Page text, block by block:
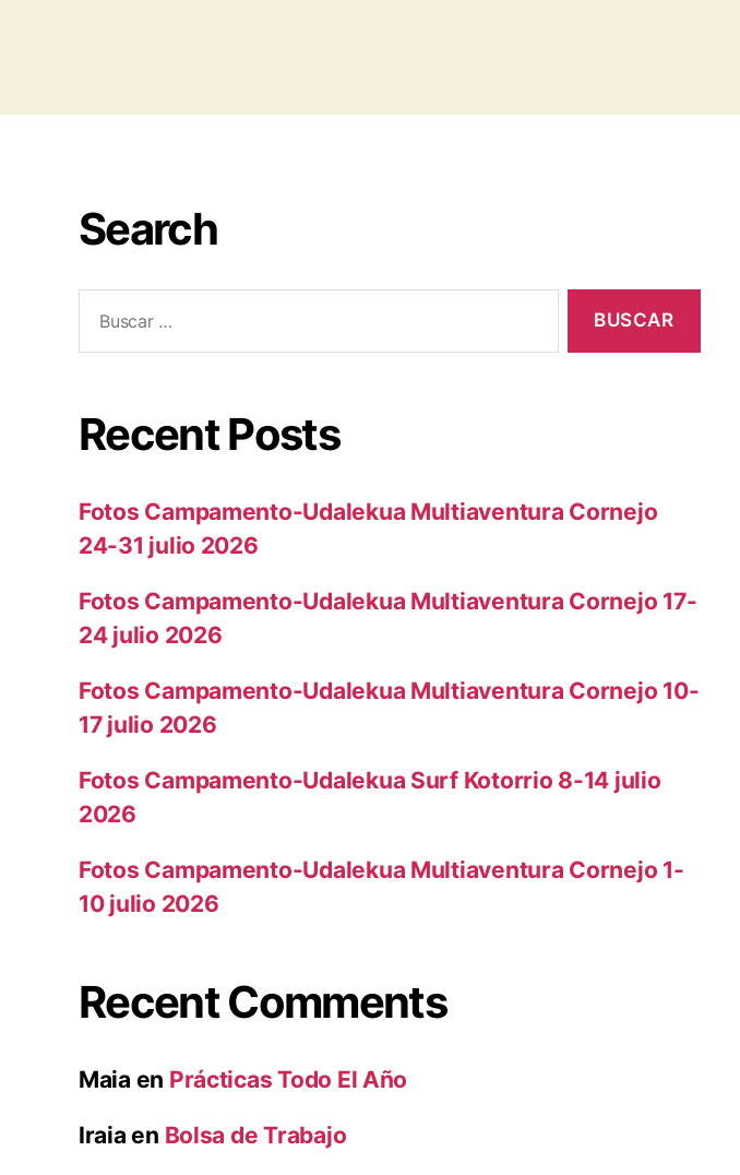
Search
Recent Posts
Fotos Campamento-Udalekua Multiaventura Cornejo
24-31 julio 2026
Fotos Campamento-Udalekua Multiaventura Cornejo 17-
24 julio 2026
Fotos Campamento-Udalekua Multiaventura Cornejo 10-
17 julio 2026
Fotos Campamento-Udalekua Surf Kotorrio 8-14 julio
2026
Fotos Campamento-Udalekua Multiaventura Cornejo 1-
10 julio 2026
Recent Comments
Maia en Prácticas Todo El Año
Iraia en Bolsa de Trabajo